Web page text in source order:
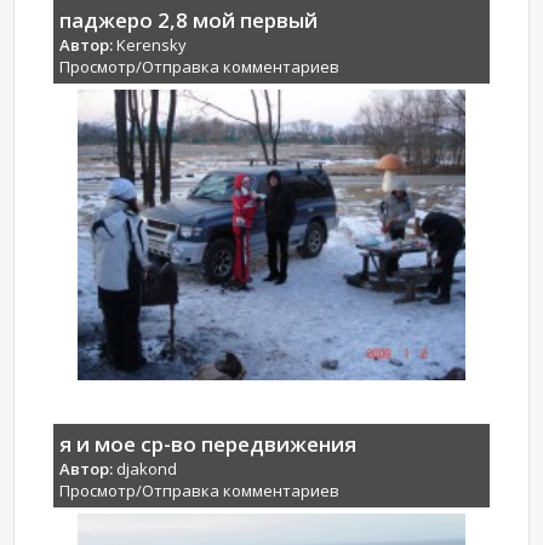
паджеро 2,8 мой первый
Автор:Kerensky
Просмотр/Отправка комментариев
я и мое ср-во передвижения
Автор: djakond
Просмотр/Отправка комментариев